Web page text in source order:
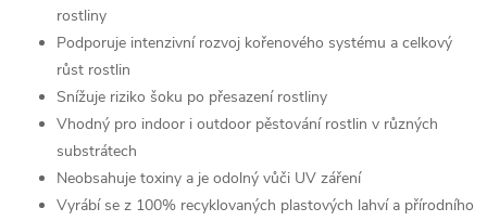
rostliny
Podporuje intenzivní rozvoj kořenového systému a celkový
růst rostlin
Snížuje riziko šoku po přesazení rostliny
Vhodný pro indoor i outdoor pěstování rostlin v různých
substrátech
Neobsahuje toxiny a je odolný vůči UV záření
Vyrábí se z 100% recyklovaných plastových lahví a přírodního